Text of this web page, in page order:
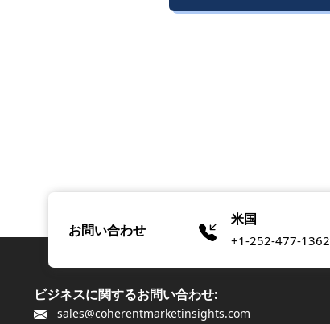
お問い合わせ
米国
+1-252-477-1362
ビジネスに関するお問い合わせ:
sales@coherentmarketinsights.com